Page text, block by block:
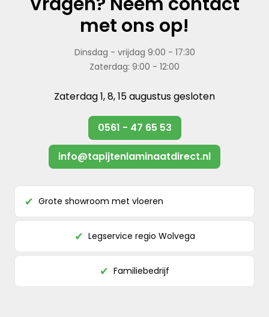
met ons op!
Dinsdag - vrijdag 9:00 - 17:30
Zaterdag: 9:00 - 12:00
Zaterdag 1, 8, 15 augustus gesloten
0561 - 47 65 53
info@tapijtenlaminaatdirect.nl
✔ Grote showroom met vloeren
✔ Legservice regio Wolvega
✔ Familiebedrijf